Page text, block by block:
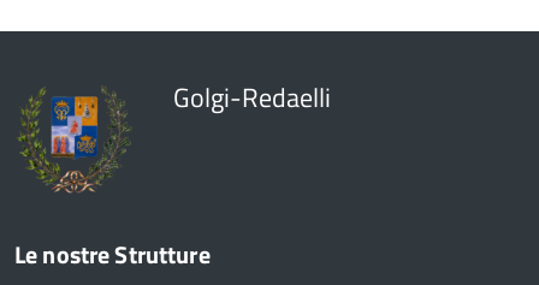
Golgi-Redaelli
Le nostre Strutture